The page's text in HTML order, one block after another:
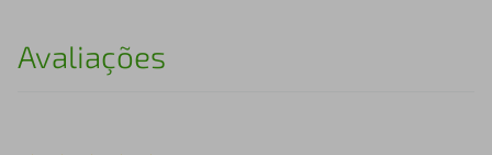
Avaliações